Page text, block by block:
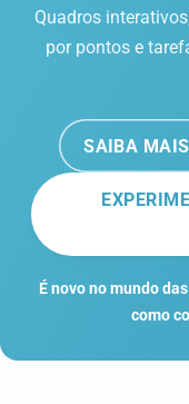
Quadros
por pontos e
SAIBA MAIS
É novo no mundo
como